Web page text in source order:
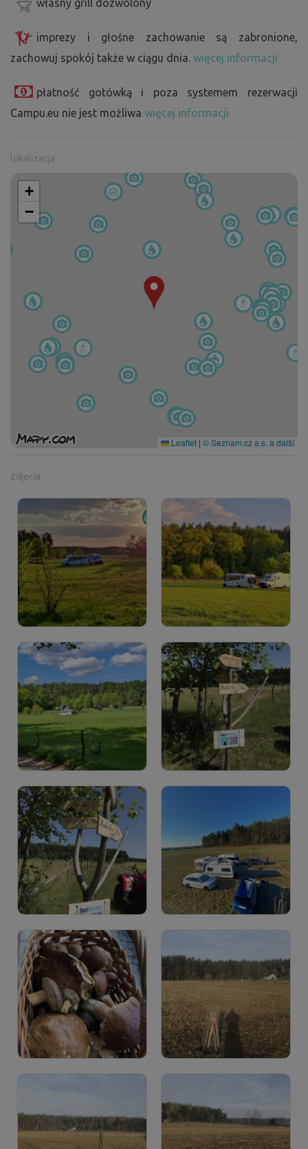
imprezy i głośne zachowanie są zabronione,
zachowuj spokój także w ciągu dnia. więcej informacji
płatność gotówką i poza systemem rezerwacji
Campu.eu nie jest możliwa więcej informacji
lokalizacja
+
−
Leaflet | © Seznam.cz a.s. a další
zdjęcia